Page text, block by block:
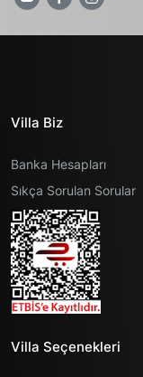
Villa Biz
Banka Hesapları
Sıkça Sorulan Sorular
Villa Seçenekleri